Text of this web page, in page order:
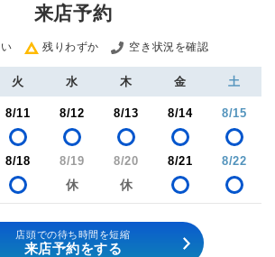
来店予約
残りわずか 空き状況を確認
火 水 木 金 土
8/11 8/12 8/13 8/14 8/15
8/18 8/19 8/20 8/21 8/22
店頭での待ち時間を短縮
来店予約をする